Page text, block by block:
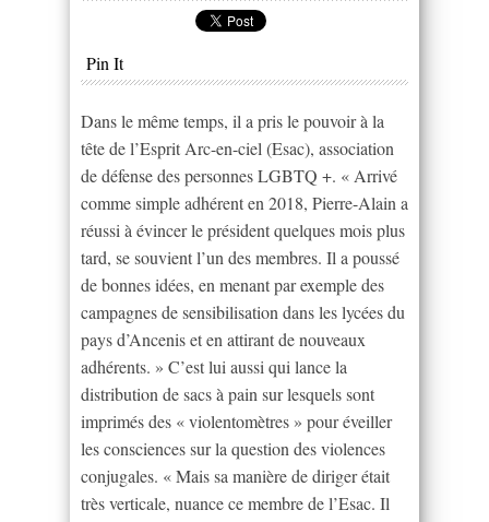
Pin It
Dans le même temps, il a pris le pouvoir à la
tête de l’Esprit Arc-en-ciel (Esac), association
de défense des personnes LGBTQ +. « Arrivé
comme simple adhérent en 2018, Pierre-Alain a
réussi à évincer le président quelques mois plus
tard, se souvient l’un des membres. Il a poussé
de bonnes idées, en menant par exemple des
campagnes de sensibilisation dans les lycées du
pays d’Ancenis et en attirant de nouveaux
adhérents. » C’est lui aussi qui lance la
distribution de sacs à pain sur lesquels sont
imprimés des « violentomètres » pour éveiller
les consciences sur la question des violences
conjugales. « Mais sa manière de diriger était
très verticale, nuance ce membre de l’Esac. Il